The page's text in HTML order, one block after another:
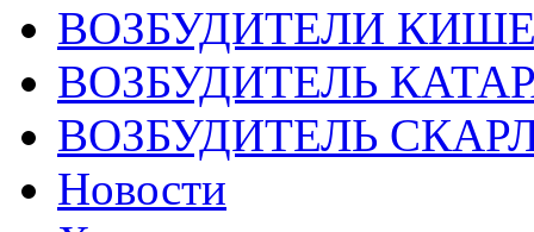
ВОЗБУДИТЕЛИ
ВОЗБУДИТЕЛЬ
ВОЗБУДИТЕЛЬ
Новости